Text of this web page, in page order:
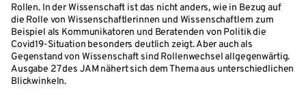
Rollen. In der Wissenschaft ist das nicht anders, wie in Bezug auf
die Rolle von Wissenschaftlerinnen und Wissenschaftlern zum
Beispiel als Kommunikatoren und Beratenden von Politik die
Covid19-Situation besonders deutlich zeigt. Aber auch als
Gegenstand von Wissenschaft sind Rollenwechsel allgegenwärtig.
Ausgabe 27 des JAM nähert sich dem Thema aus unterschiedlichen
Blickwinkeln.